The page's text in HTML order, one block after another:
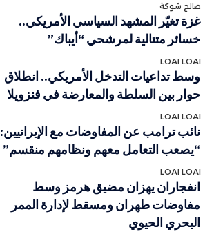
صالح شوكة
غزة تغيّر المشهد السياسي الأمريكي..
خسائر متتالية لمرشحي “أيباك”
LOAI LOAI
وسط تداعيات التدخل الأمريكي.. انطلاق
حوار بين السلطة والمعارضة في فنزويلا
LOAI LOAI
نائب ترامب عن المفاوضات مع الإيرانيين:
“يصعب التعامل معهم ونظامهم منقسم”
LOAI LOAI
انفجاران يهزان مضيق هرمز وسط
مفاوضات طهران ومسقط لإدارة الممر
البحري الحيوي